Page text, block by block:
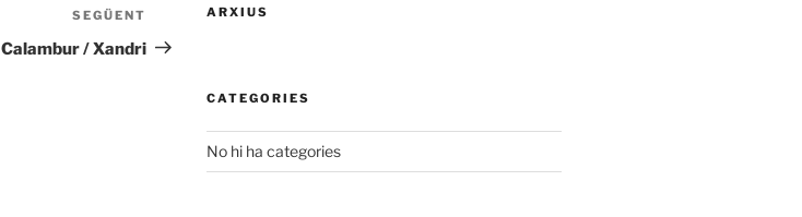
Entrada
següent
SEGÜENT
Calambur / Xandri
ARXIUS
CATEGORIES
No hi ha categories